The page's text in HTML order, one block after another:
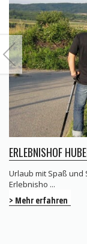
ERLEBNISHOF
Urlaub mit Spaß und
Erlebnisho ...
> Mehr erfahren